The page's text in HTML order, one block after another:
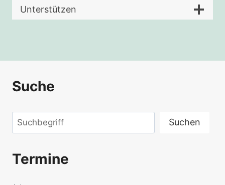
Unterstützen
Suche
Suchen Suchen
Termine